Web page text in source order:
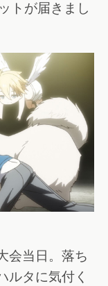
トが届きまし
会当日。落ち
ルタに気付く